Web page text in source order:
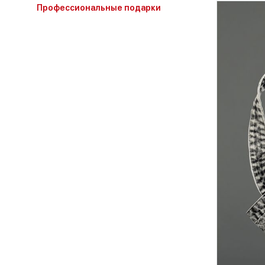
Профессиональные подарки